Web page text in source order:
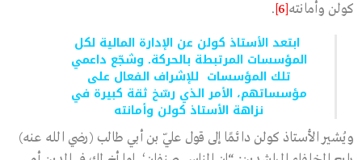
كولن وأمانته[6]
.
ابتعد الأستاذ كولن عن الإدارة المالية لكل
المؤسسات المرتبطة بالحركة. وشجّع داعمي
تلك المؤسسات للإشراف الفعال على
مؤسساتهم، الأمر الذي رسّخ ثقة كبيرة في
نزاهة الأستاذ كولن وأمانته
ويُشير الأستاذ كولن دائمًا إلى قول عليّ بن أبي طالب (رضي الله عنه)